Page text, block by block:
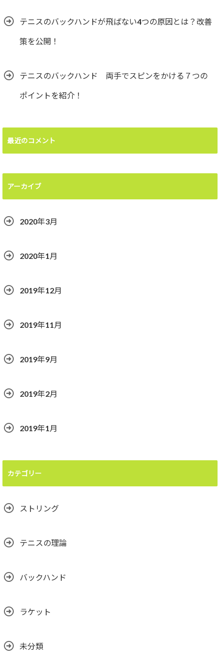
テニスのバックハンドが飛ばない4つの原因とは？改善
策を公開！
テニスのバックハンド 両手でスピンをかける７つの
ポイントを紹介！
最近のコメント
アーカイブ
2020年3月
2020年1月
2019年12月
2019年11月
2019年9月
2019年2月
2019年1月
カテゴリー
ストリング
テニスの理論
バックハンド
ラケット
未分類